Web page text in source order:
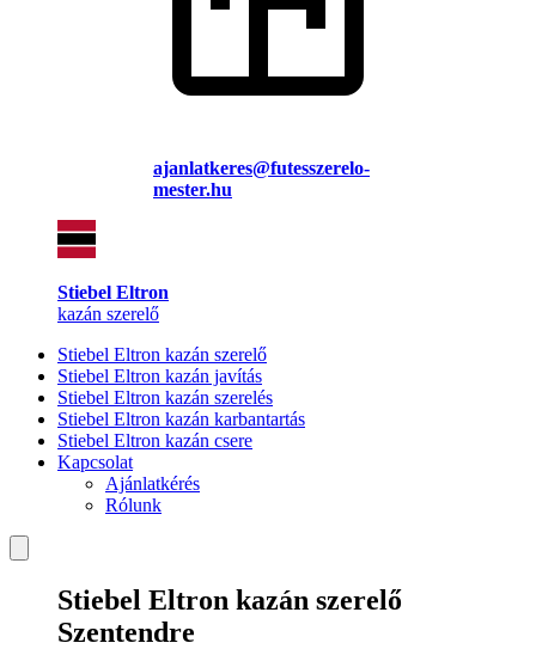
ajanlatkeres@futesszerelo-
mester.hu
Stiebel Eltron
kazán szerelő
Stiebel Eltron kazán szerelő
Stiebel Eltron kazán javítás
Stiebel Eltron kazán szerelés
Stiebel Eltron kazán karbantartás
Stiebel Eltron kazán csere
Kapcsolat
Ajánlatkérés
Rólunk
Stiebel Eltron kazán szerelő
Szentendre